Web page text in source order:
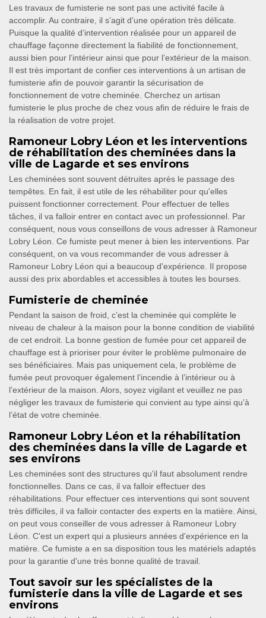
Les travaux de fumisterie ne sont pas une activité facile à
accomplir. Au contraire, il s’agit d’une opération très délicate.
Puisque la qualité d’intervention réalisée pour un appareil de
chauffage façonne directement la fiabilité de fonctionnement,
aussi bien pour l’intérieur ainsi que pour l’extérieur de la maison.
Il est très important de confier ces interventions à un artisan de
fumisterie afin de pouvoir garantir la sécurisation de
fonctionnement de votre cheminée. Cherchez un artisan
fumisterie le plus proche de chez vous afin de réduire le frais de
la réalisation de votre projet.
Ramoneur Lobry Léon et les interventions
de réhabilitation des cheminées dans la
ville de Lagarde et ses environs
Les cheminées sont souvent détruites après le passage des
tempêtes. En fait, il est utile de les réhabiliter pour qu'elles
puissent fonctionner correctement. Pour effectuer de telles
tâches, il va falloir entrer en contact avec un professionnel. Par
conséquent, nous vous conseillons de vous adresser à Ramoneur
Lobry Léon. Ce fumiste peut mener à bien les interventions. Par
conséquent, on va vous recommander de vous adresser à
Ramoneur Lobry Léon qui a beaucoup d'expérience. Il propose
aussi des prix abordables et accessibles à toutes les bourses.
Fumisterie de cheminée
Pendant la saison de froid, c’est la cheminée qui complète le
niveau de chaleur à la maison pour la bonne condition de viabilité
de cet endroit. La bonne gestion de fumée pour cet appareil de
chauffage est à prioriser pour éviter le problème pulmonaire de
ses bénéficiaires. Mais pas uniquement cela, le problème de
fumée peut provoquer également l’incendie à l’intérieur ou à
l’extérieur de la maison. Alors, soyez vigilant et veuillez ne pas
négliger les travaux de fumisterie qui convient au type ainsi qu’à
l’état de votre cheminée.
Ramoneur Lobry Léon et la réhabilitation
des cheminées dans la ville de Lagarde et
ses environs
Les cheminées sont des structures qu'il faut absolument rendre
fonctionnelles. Dans ce cas, il va falloir effectuer des
réhabilitations. Pour effectuer ces interventions qui sont souvent
très difficiles, il va falloir contacter des experts en la matière. Ainsi,
on peut vous conseiller de vous adresser à Ramoneur Lobry
Léon. C'est un expert qui a plusieurs années d'expérience en la
matière. Ce fumiste a en sa disposition tous les matériels adaptés
pour la garantie d'une très bonne qualité de travail.
Tout savoir sur les spécialistes de la
fumisterie dans la ville de Lagarde et ses
environs